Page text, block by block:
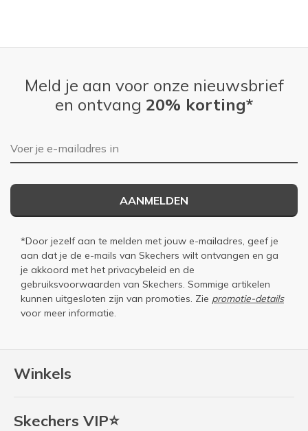
Winkels
Skechers VIP⭐
Meld je aan voor onze nieuwsbrief
en ontvang 20% korting*
E-mailadres
AANMELDEN
*Door jezelf aan te melden met jouw e-mailadres, geef je
aan dat je de e-mails van Skechers wilt ontvangen en ga
je akkoord met het privacybeleid en de
gebruiksvoorwaarden van Skechers. Sommige artikelen
kunnen uitgesloten zijn van promoties. Zie promotie-details
voor meer informatie.